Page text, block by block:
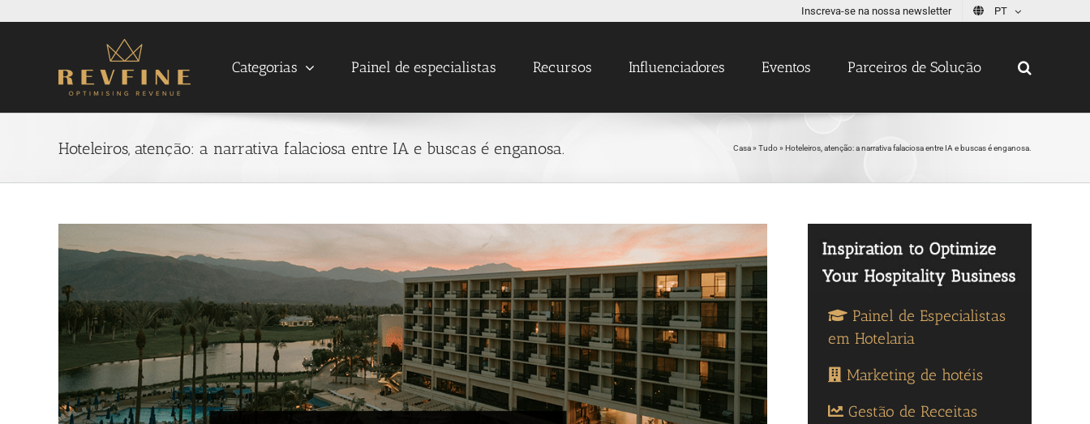
Inscreva-se na nossa newsletter PT
Categorias Painel de especialistas Recursos Influenciadores Eventos Parceiros de Solução
Hoteleiros, atenção: a narrativa falaciosa entre IA e buscas é enganosa. Casa» Tudo» Hoteleiros, atenção: a narrativa falaciosa entre IA e buscas é enganosa.
View
Larger
Image
Painel de Especialistas
em Hotelaria
Marketing de hotéis
Gestão de Receitas